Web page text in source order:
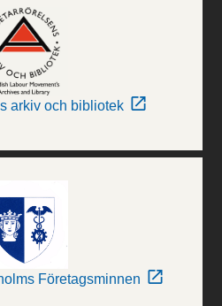
arkiv och bibliotek
Företagsminnen